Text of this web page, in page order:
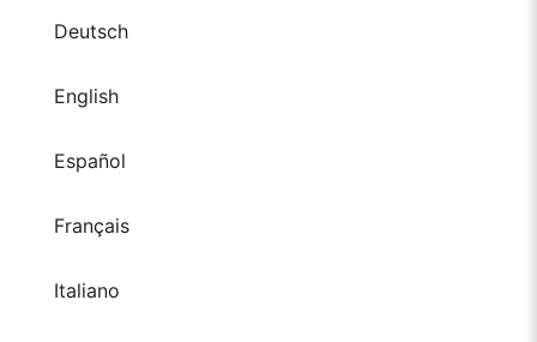
Deutsch
English
Español
Français
Italiano